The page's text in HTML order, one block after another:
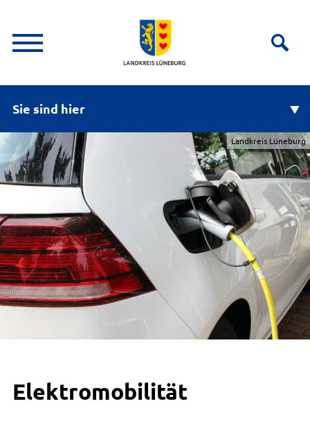
Sie sind hier
Landkreis Lüneburg
Elektromobilität